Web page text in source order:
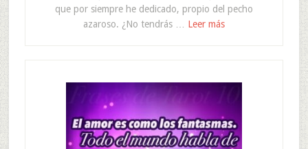
que por siempre he dedicado, propio del pecho
azaroso. ¿No tendrás … Leer más